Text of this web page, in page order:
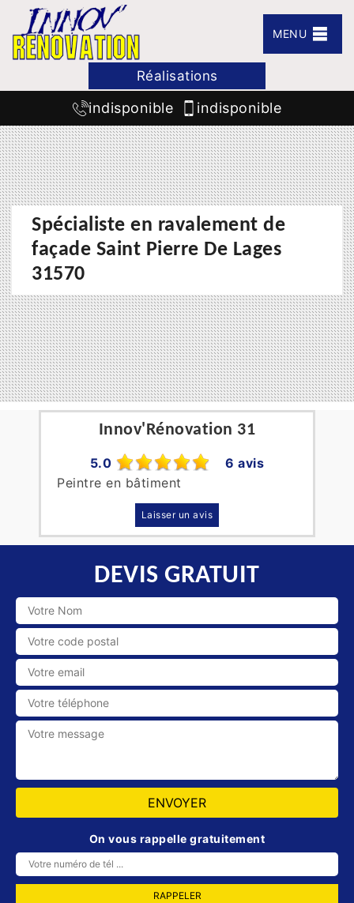
MENU
Réalisations
indisponible indisponible
Spécialiste en ravalement de
façade Saint Pierre De Lages
31570
Innov'Rénovation 31
5.0
6 avis
Peintre en bâtiment
Laisser un avis
DEVIS GRATUIT
On vous rappelle gratuitement